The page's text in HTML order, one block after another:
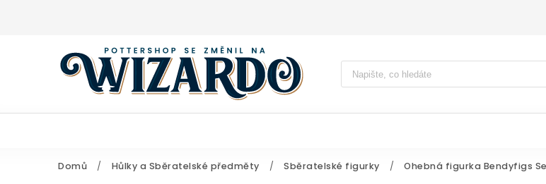
Vyhledávání
Domů / Hůlky a Sběratelské předměty / Sběratelské figurky / Ohebná figurka Bendyfigs